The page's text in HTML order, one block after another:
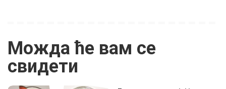
Можда ће вам се
свидети